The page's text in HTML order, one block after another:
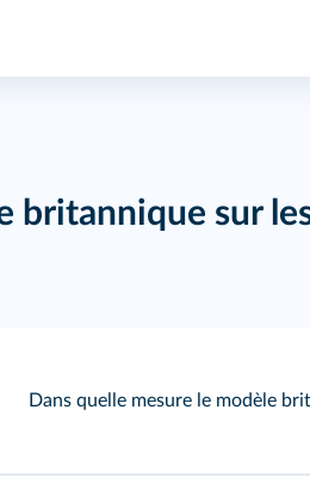
britannique sur
Dans quelle mesure le modèle